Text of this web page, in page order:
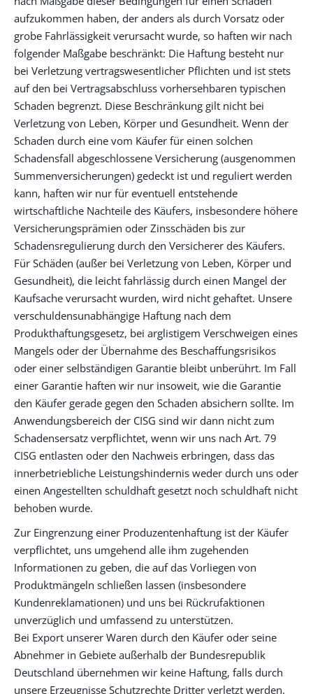
aufzukommen haben, der anders als durch Vorsatz oder
grobe Fahrlässigkeit verursacht wurde, so haften wir nach
folgender Maßgabe beschränkt: Die Haftung besteht nur
bei Verletzung vertragswesentlicher Pflichten und ist stets
auf den bei Vertragsabschluss vorhersehbaren typischen
Schaden begrenzt. Diese Beschränkung gilt nicht bei
Verletzung von Leben, Körper und Gesundheit. Wenn der
Schaden durch eine vom Käufer für einen solchen
Schadensfall abgeschlossene Versicherung (ausgenommen
Summenversicherungen) gedeckt ist und reguliert werden
kann, haften wir nur für eventuell entstehende
wirtschaftliche Nachteile des Käufers, insbesondere höhere
Versicherungsprämien oder Zinsschäden bis zur
Schadensregulierung durch den Versicherer des Käufers.
Für Schäden (außer bei Verletzung von Leben, Körper und
Gesundheit), die leicht fahrlässig durch einen Mangel der
Kaufsache verursacht wurden, wird nicht gehaftet. Unsere
verschuldensunabhängige Haftung nach dem
Produkthaftungsgesetz, bei arglistigem Verschweigen eines
Mangels oder der Übernahme des Beschaffungsrisikos
oder einer selbständigen Garantie bleibt unberührt. Im Fall
einer Garantie haften wir nur insoweit, wie die Garantie
den Käufer gerade gegen den Schaden absichern sollte. Im
Anwendungsbereich der CISG sind wir dann nicht zum
Schadensersatz verpflichtet, wenn wir uns nach Art. 79
CISG entlasten oder den Nachweis erbringen, dass das
innerbetriebliche Leistungshindernis weder durch uns oder
einen Angestellten schuldhaft gesetzt noch schuldhaft nicht
behoben wurde.
Zur Eingrenzung einer Produzentenhaftung ist der Käufer
verpflichtet, uns umgehend alle ihm zugehenden
Informationen zu geben, die auf das Vorliegen von
Produktmängeln schließen lassen (insbesondere
Kundenreklamationen) und uns bei Rückrufaktionen
unverzüglich und umfassend zu unterstützen.
Bei Export unserer Waren durch den Käufer oder seine
Abnehmer in Gebiete außerhalb der Bundesrepublik
Deutschland übernehmen wir keine Haftung, falls durch
unsere Erzeugnisse Schutzrechte Dritter verletzt werden.